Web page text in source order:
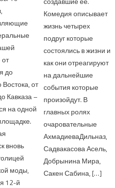
до
Востока, от
Кавказа –
на одной
вновь
моды,
12-й
Комедия описывает
жизнь четырех
подруг которые
состоялись в жизни и
как они отреагируют
на дальнейшие
события которые
произойдут. В
главных ролях
очаровательные
АхмадиеваДильназ,
Садвакасова Асель,
Добрынина Мира,
Сакен Сабина, […]